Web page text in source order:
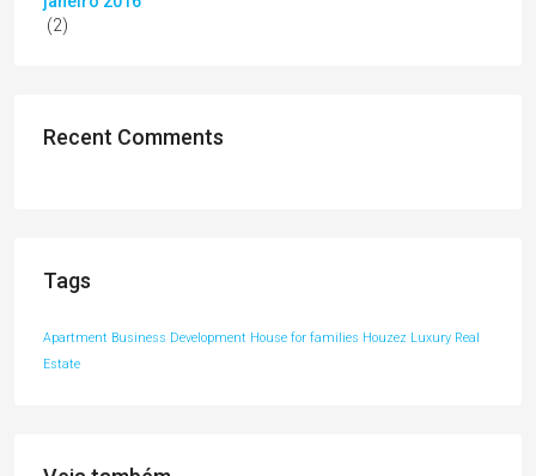
(2)
Recent Comments
Tags
Apartment Business Development House for families Houzez Luxury Real
Estate